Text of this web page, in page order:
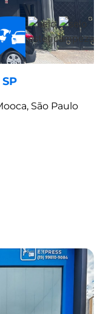
São Paulo